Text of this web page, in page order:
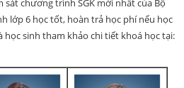
lớp 6 học tốt, hoàn trả học phí nếu học
học sinh tham khảo chi tiết khoá học tại: